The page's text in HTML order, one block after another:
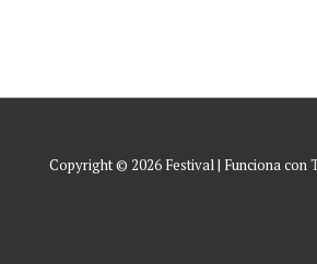
Copyright © 2026 Festival| Funciona con